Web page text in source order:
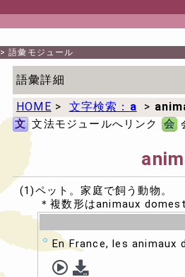
>語彙モジュール
語彙詳細
HOME > 文字検索： a >
文 文法モジュールへリンク 会
(1)ペット。家庭で飼う動物。
＊複数形はanimaux
En France, les